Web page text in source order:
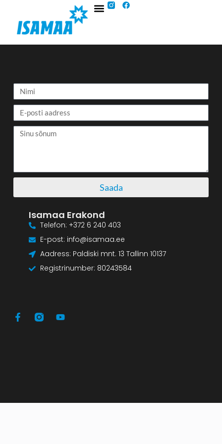
Saada
Isamaa Erakond
Telefon: +372 6 240 403
E-post: info@isamaa.ee
Aadress: Paldiski mnt. 13 Tallinn 10137
Registrinumber: 80243584